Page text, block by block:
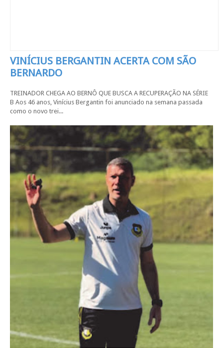
VINÍCIUS BERGANTIN ACERTA COM SÃO
BERNARDO
TREINADOR CHEGA AO BERNÔ QUE BUSCA A RECUPERAÇÃO NA SÉRIE
B Aos 46 anos, Vinícius Bergantin foi anunciado na semana passada
como o novo trei...